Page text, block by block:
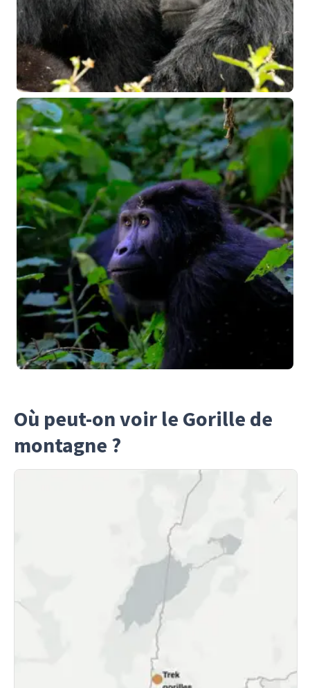
Où peut-on voir le Gorille de
montagne ?